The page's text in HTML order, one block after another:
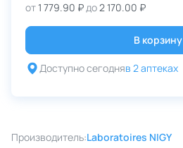
от1 779.90 ₽до2 170.00 ₽
В корзину
Доступно сегодняв 2 аптеках
Производитель:Laboratoires NIGY